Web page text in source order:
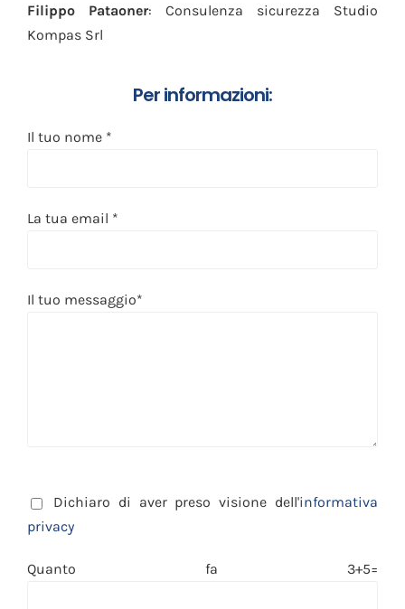
Filippo Pataoner: Consulenza sicurezza Studio
Kompas Srl
Per informazioni:
Il tuo nome *
La tua email *
Il tuo messaggio*
Dichiaro di aver preso visione dell'informativa
privacy
Quanto fa 3+5=